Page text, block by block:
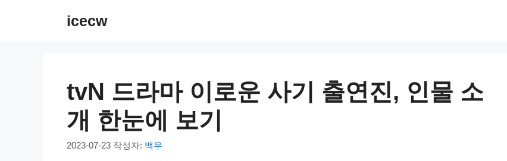
icecw
tvN 드라마 이로운 사기 출연진, 인물 소
개 한눈에 보기
2023-07-23 작성자: 백우